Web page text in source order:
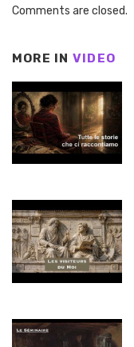
Comments are closed.
MORE IN VIDEO